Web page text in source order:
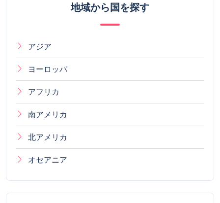
地域から国を探す
アジア
ヨーロッパ
アフリカ
南アメリカ
北アメリカ
オセアニア